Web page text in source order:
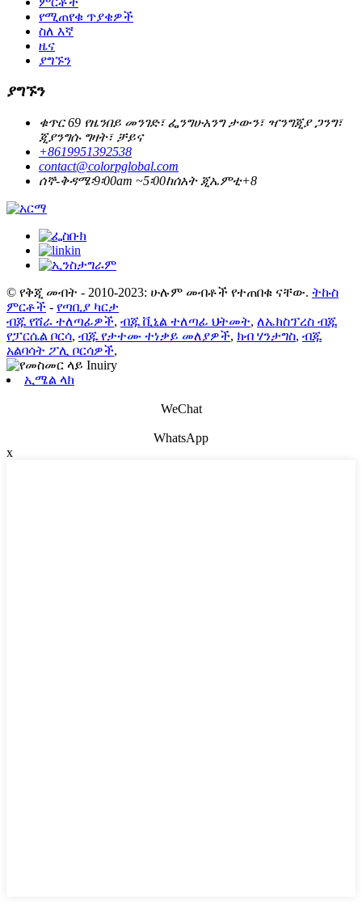
የሚጠየቁ ጥያቄዎች
ስለ እኛ
ዜና
ያግኙን
ያግኙን
ቁጥር 69 የዜንበይ መንገድ፣ ፌንግሁአንግ ታውን፣ ዣንግጂያ ጋንግ፣
ጂያንግሱ ግዛት፣ ቻይና
+8619951392538
contact@colorpglobal.com
ሰኞ-ቅዳሜ፡9፡00am ~5፡00ከሰአት ጂኤምቲ+8
© የቅጂ መብት - 2010-2023: ሁሉም መብቶች የተጠበቁ ናቸው. ትኩስ
ምርቶች - የጣቢያ ካርታ
ብጁ የሸራ ተለጣፊዎች, ብጁ ቪኒል ተለጣፊ ህትመት, ለኤክስፕረስ ብጁ
የፓርሴል ቦርሳ, ብጁ የታተሙ ተነቃይ መለያዎች, ክብ ሃንታግስ, ብጁ
አልባሳት ፖሊ ቦርሳዎች,
ኢሜል ላክ
WeChat
WhatsApp
x